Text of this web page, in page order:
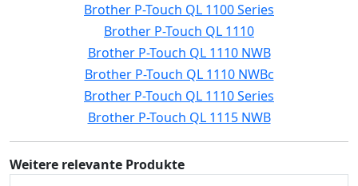
Brother P-Touch QL 1100 Series
Brother P-Touch QL 1110
Brother P-Touch QL 1110 NWB
Brother P-Touch QL 1110 NWBc
Brother P-Touch QL 1110 Series
Brother P-Touch QL 1115 NWB
Weitere relevante Produkte